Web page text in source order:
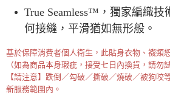
True Seamless™，獨家編織
何接縫，平滑猶如無形般。
基於保障消費者個人衛生，此貼身衣物、襪類
（如為商品本身瑕疵，接受七日內換貨，請勿試
【請注意】跌倒／勾破／撕破／燒破／被狗咬
新服務範圍內。